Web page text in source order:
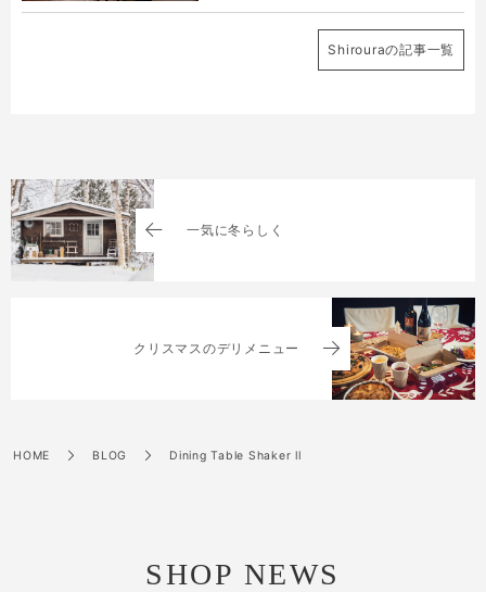
Shirouraの記事一覧
一気に冬らしく
クリスマスのデリメニュー
HOME BLOG Dining Table Shaker ll
SHOP NEWS